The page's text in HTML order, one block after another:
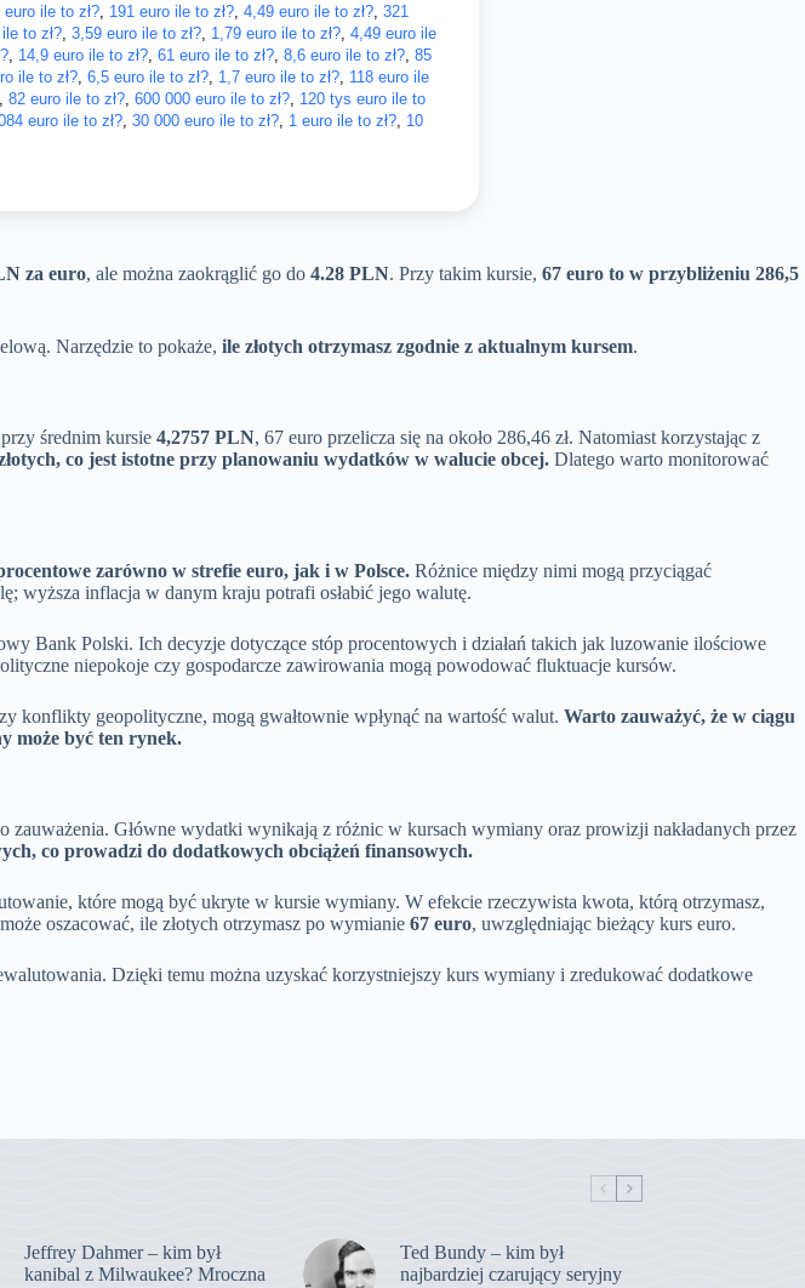
euro ile to zł?, 191 euro ile to zł?, 4,49 euro ile to zł?, 321
to zł?, 3,59 euro ile to zł?, 1,79 euro ile to zł?, 4,49 euro ile
, 14,9 euro ile to zł?, 61 euro ile to zł?, 8,6 euro ile to zł?, 85
ile to zł?, 6,5 euro ile to zł?, 1,7 euro ile to zł?, 118 euro ile
82 euro ile to zł?, 600 000 euro ile to zł?, 120 tys euro ile to
euro ile to zł?, 30 000 euro ile to zł?, 1 euro ile to zł?, 10
za euro, ale można zaokrąglić go do 4.28 PLN. Przy takim kursie, 67 euro to w przybliżeniu 286,5
Narzędzie to pokaże, ile złotych otrzymasz zgodnie z aktualnym kursem.
średnim kursie 4,2757 PLN, 67 euro przelicza się na około 286,46 zł. Natomiast korzystając z
co jest istotne przy planowaniu wydatków w walucie obcej. Dlatego warto monitorować
zarówno w strefie euro, jak i w Polsce. Różnice między nimi mogą przyciągać
wyższa inflacja w danym kraju potrafi osłabić jego walutę.
Bank Polski. Ich decyzje dotyczące stóp procentowych i działań takich jak luzowanie ilościowe
niepokoje czy gospodarcze zawirowania mogą powodować fluktuacje kursów.
konflikty geopolityczne, mogą gwałtownie wpłynąć na wartość walut. Warto zauważyć, że w ciągu
może być ten rynek.
zauważenia. Główne wydatki wynikają z różnic w kursach wymiany oraz prowizji nakładanych przez
co prowadzi do dodatkowych obciążeń finansowych.
które mogą być ukryte w kursie wymiany. W efekcie rzeczywista kwota, którą otrzymasz,
oszacować, ile złotych otrzymasz po wymianie 67 euro, uwzględniając bieżący kurs euro.
Dzięki temu można uzyskać korzystniejszy kurs wymiany i zredukować dodatkowe
Jeffrey Dahmer – kim był
kanibal z Milwaukee? Mroczna
Ted Bundy – kim był
najbardziej czarujący seryjny